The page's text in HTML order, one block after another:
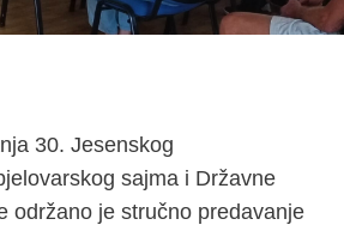
30. Jesenskog
sajma i Državne
održano je stručno predavanje